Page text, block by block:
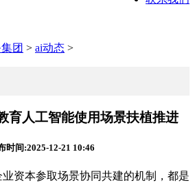
团 > ai动态 >
育人工智能使用场景扶植推进
时间:2025-12-21 10:46
本参取场景协同共建的机制，都是